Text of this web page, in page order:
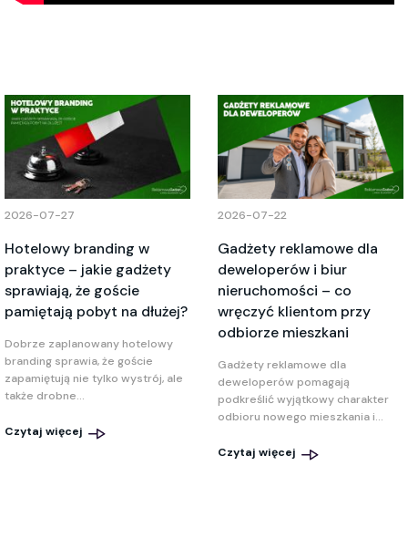
2026-07-27
Hotelowy branding w
praktyce – jakie gadżety
sprawiają, że goście
pamiętają pobyt na dłużej?
Dobrze zaplanowany hotelowy
branding sprawia, że goście
zapamiętują nie tylko wystrój, ale
także drobne...
Czytaj więcej
2026-07-22
Gadżety reklamowe dla
deweloperów i biur
nieruchomości – co
wręczyć klientom przy
odbiorze mieszkani
Gadżety reklamowe dla
deweloperów pomagają
podkreślić wyjątkowy charakter
odbioru nowego mieszkania i...
Czytaj więcej